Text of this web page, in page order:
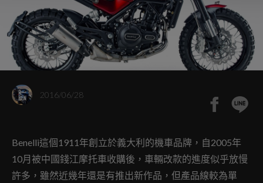
2016/06/28
Benelli這個1911年創立於義大利的機車品牌，自2005年
10月被中國錢江摩托車收購後，車輛改款的進度似乎放慢
許多，雖然近幾年還是有推出新作品，但產品線較為單